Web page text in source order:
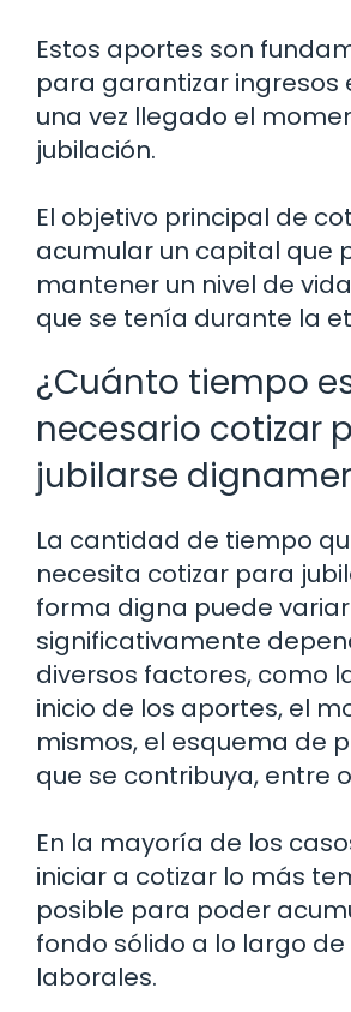
Estos aportes son
para garantizar ingresos
una vez llegado el
jubilación.
El objetivo principal de
acumular un capital que
mantener un nivel de
que se tenía durante la
¿Cuánto tiempo
necesario cotizar
jubilarse
La cantidad de tiempo
necesita cotizar para
forma digna puede variar
significativamente
diversos factores, como
inicio de los aportes, el
mismos, el esquema de
que se contribuya, entre
En la mayoría de los
iniciar a cotizar lo más
posible para poder
fondo sólido a lo largo de
laborales.